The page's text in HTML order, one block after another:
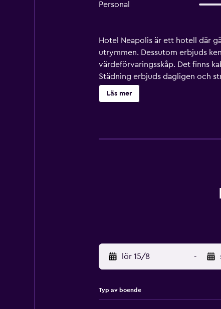
Personal
Hotel Neapolis är ett hotell där
utrymmen. Dessutom erbjuds
värdeförvaringsskåp. Det finns
Städning erbjuds dagligen och
Läs mer
lör 15/8 -
Typ av boende